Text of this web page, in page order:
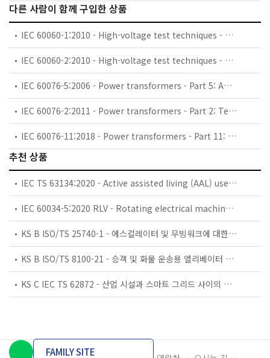
다른 사람이 함께 구입한 상품
IEC 60060-1:2010 - High-voltage test techniques - Part 1: General definitions and test requirements
IEC 60060-2:2010 - High-voltage test techniques - Part 2: Measuring systems
IEC 60076-5:2006 - Power transformers - Part 5: Ability to withstand short circuit
IEC 60076-2:2011 - Power transformers - Part 2: Temperature rise for liquid-immersed transformers
IEC 60076-11:2018 - Power transformers - Part 11: Dry-type transformers
추천 상품
IEC TS 63134:2020 - Active assisted living (AAL) use cases
IEC 60034-5:2020 RLV - Rotating electrical machines - Part 5: Degrees of protection provided by the integral design of rotating electrical machines (IP code) - Classification
KS B ISO/TS 25740-1 - 에스컬레이터 및 무빙워크에 대한 안전요건 — 제1부: 세계공통 필수 안전요건(GESRs)
KS B ISO/TS 8100-21 - 승객 및 화물 운송용 엘리베이터 —제21부: 세계공통 필수안전요건(GESRs)을 충족하는 세계공통 안전 파라미터(GSPs)
KS C IEC TS 62872 - 산업 시설과 스마트 그리드 사이의 산업 공정 측정, 제어 및 자동화 시스템 인터페이스
FAMILY SITE